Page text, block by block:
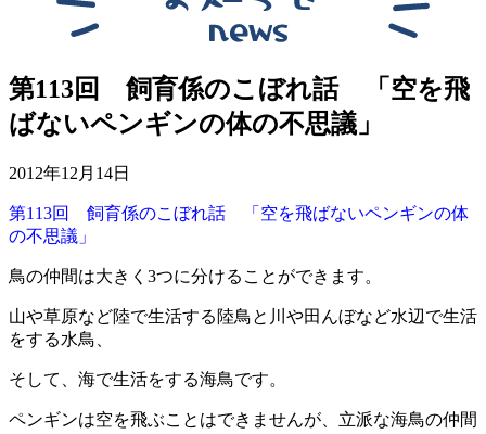
第113回 飼育係のこぼれ話 「空を飛
ばないペンギンの体の不思議」
2012年12月14日
第113回 飼育係のこぼれ話 「空を飛ばないペンギンの体
の不思議」
鳥の仲間は大きく3つに分けることができます。
山や草原など陸で生活する陸鳥と川や田んぼなど水辺で生活
をする水鳥、
そして、海で生活をする海鳥です。
ペンギンは空を飛ぶことはできませんが、立派な海鳥の仲間